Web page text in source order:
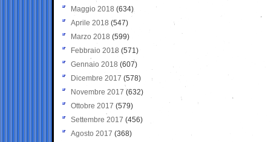
Maggio 2018 (634)
Aprile 2018 (547)
Marzo 2018 (599)
Febbraio 2018 (571)
Gennaio 2018 (607)
Dicembre 2017 (578)
Novembre 2017 (632)
Ottobre 2017 (579)
Settembre 2017 (456)
Agosto 2017 (368)